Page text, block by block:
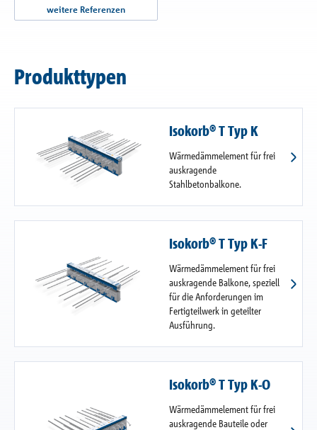
weitere Referenzen
Produkttypen
Isokorb® T Typ K
Wärmedämmelement für frei
auskragende
Stahlbetonbalkone.
Isokorb® T Typ K-F
Wärmedämmelement für frei
auskragende Balkone, speziell
für die Anforderungen im
Fertigteilwerk in geteilter
Ausführung.
Isokorb® T Typ K-O
Wärmedämmelement für frei
auskragende Bauteile oder